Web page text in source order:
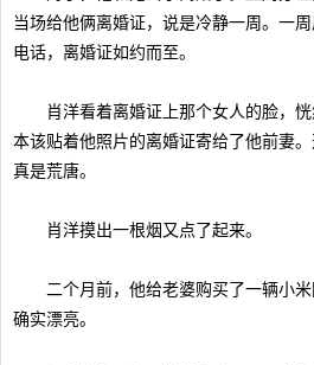
当场给他俩离婚证，说是冷静一周。一
电话，离婚证如约而至。
肖洋看着离婚证上那个女人的脸，恍
本该贴着他照片的离婚证寄给了他前妻。
真是荒唐。
肖洋摸出一根烟又点了起来。
二个月前，他给老婆购买了一辆小米
确实漂亮。